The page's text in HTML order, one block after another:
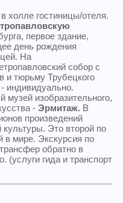
холле гостиницы/отеля.
первое здание,
день рождения
На
собор с
и тюрьму Трубецкого
индивидуально.
музей изобразительного,
- Эрмитаж. В
произведений
культуры. Это второй по
в мире. Экскурсия по
обратно в
(услуги гида и транспорт